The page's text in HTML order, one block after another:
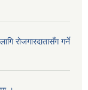
रोजगारदातासँग गर्ने